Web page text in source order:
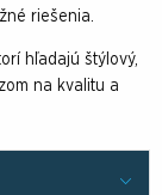
riešenia.
hľadajú štýlový,
na kvalitu a